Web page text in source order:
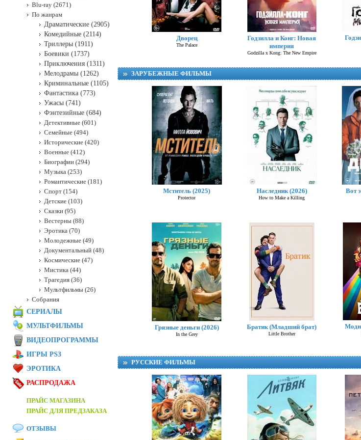
Дворец
The Palace
Годзилла и Конг: Новая
империя
Godzilla x Kong: The New Empire
Руки Вверх! (2024)
ЗАРУБЕЖНЫЕ ФИЛЬМЫ
Мститель (2025)
Protector
Наследник (2026)
How to Make a Killing
Вот
Грязные деньги (2026)
In the Grey
Братик (Младший брат)
Little Brother
РУССКИЕ ФИЛЬМЫ
Blu-ray (2671)
По жанрам
Драматические (2905)
Комедийные (2114)
Триллеры (1911)
Боевики (1737)
Приключения (1311)
Мелодрамы (1262)
Криминальные (1105)
Фантастика (773)
Ужасы (741)
Фэнтезийные (684)
Детективные (601)
Семейные (494)
Исторические (420)
Военные (412)
Биографии (294)
Музыка (253)
Романтические (181)
Спорт (154)
Детские (103)
Сказки (95)
Вестерны (88)
Эротика (70)
Молодежные (49)
Документальный (48)
Космические (47)
Мистика (44)
Трагедия (36)
Мультфильмы (26)
Собрания
СЕРИАЛЫ
МУЛЬТФИЛЬМЫ
ВИДЕОПРОГРАММЫ
ИГРЫ PS3
ЭРОТИКА
РАСПРОДАЖА
ПРАЙС МАГАЗИНА
ПРАЙС ДЛЯ ПРЕДЗАКАЗА
ОТЗЫВЫ